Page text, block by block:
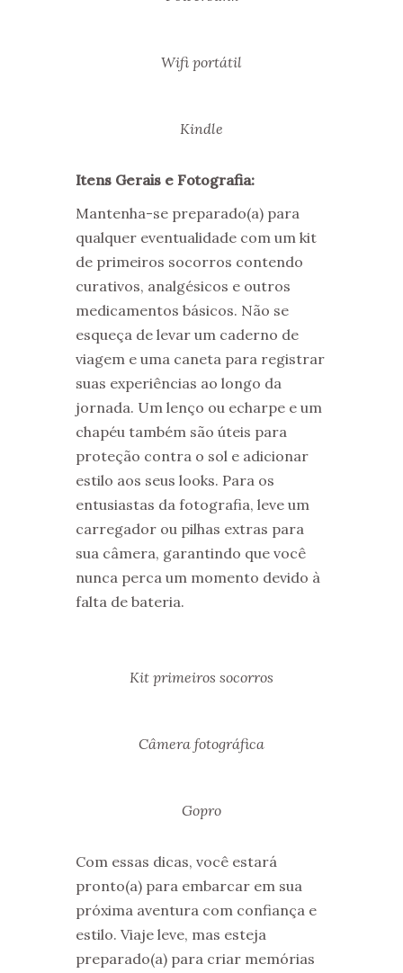
Wifi portátil
Kindle
Itens Gerais e Fotografia:
Mantenha-se preparado(a) para
qualquer eventualidade com um kit
de primeiros socorros contendo
curativos, analgésicos e outros
medicamentos básicos. Não se
esqueça de levar um caderno de
viagem e uma caneta para registrar
suas experiências ao longo da
jornada. Um lenço ou echarpe e um
chapéu também são úteis para
proteção contra o sol e adicionar
estilo aos seus looks. Para os
entusiastas da fotografia, leve um
carregador ou pilhas extras para
sua câmera, garantindo que você
nunca perca um momento devido à
falta de bateria.
Kit primeiros socorros
Câmera fotográfica
Gopro
Com essas dicas, você estará
pronto(a) para embarcar em sua
próxima aventura com confiança e
estilo. Viaje leve, mas esteja
preparado(a) para criar memórias